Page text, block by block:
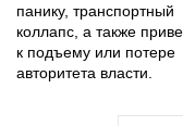
панику, транспортный
коллапс, а также
к подъему или потере
авторитета власти.